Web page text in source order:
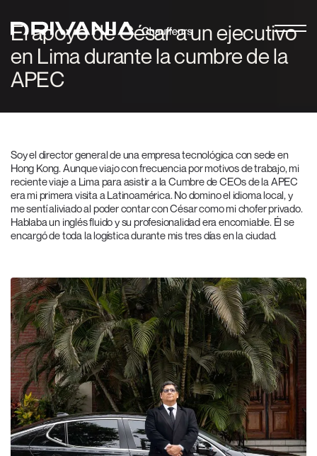
El apoyo de César a un ejecutivo
en Lima durante la cumbre de la
APEC
Soy el director general de una empresa tecnológica con sede en
Hong Kong. Aunque viajo con frecuencia por motivos de trabajo, mi
reciente viaje a Lima para asistir a la Cumbre de CEOs de la APEC
era mi primera visita a Latinoamérica. No domino el idioma local, y
me sentí aliviado al poder contar con César como mi chofer privado.
Hablaba un inglés fluido y su profesionalidad era encomiable. Él se
encargó de toda la logística durante mis tres días en la ciudad.